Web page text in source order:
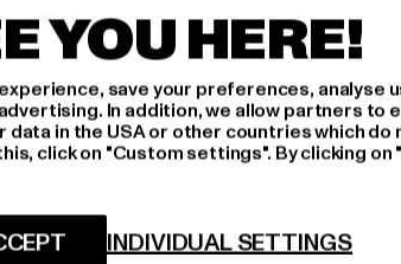
Hersteller: Punch
Im Taubental 15a |
YOU HERE!
save your preferences, analyse
In addition, we allow partners to
in the USA or other countries which do
click on "Custom settings". By clicking
INDIVIDUAL SETTINGS